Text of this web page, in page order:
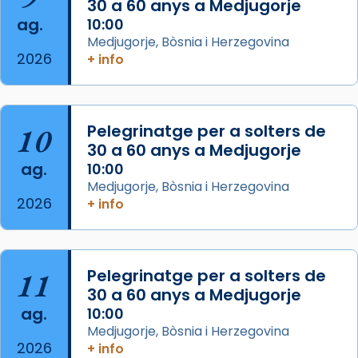
comitè organitzador de la visita apostòlica
del Sant Pare Lleó XIV a Barcelona, i als
col·laboradors, a la Catedral de Barcelona.
Mons. David Abadías.
📸 Dr. G. Simón
Photo
2 weeks ago
Memòria de les santes Juliana i
Semproniana, verges i màrtirs.
Acompanyant la història de sant Cugat, a
ag.
2026
30 a 60 anys a Medjugorje
10:00
Medjugorje, Bòsnia i Herzegovina
+ info
10
ag.
2026
Pelegrinatge per a solters de
30 a 60 anys a Medjugorje
10:00
Medjugorje, Bòsnia i Herzegovina
+ info
11
ag.
2026
Pelegrinatge per a solters de
30 a 60 anys a Medjugorje
10:00
Medjugorje, Bòsnia i Herzegovina
+ info